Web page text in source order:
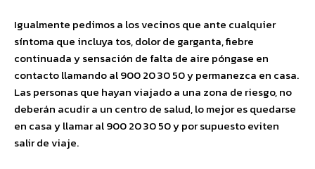
Igualmente pedimos a los vecinos que ante cualquier
síntoma que incluya tos, dolor de garganta, fiebre
continuada y sensación de falta de aire póngase en
contacto llamando al 900 20 30 50 y permanezca en casa.
Las personas que hayan viajado a una zona de riesgo, no
deberán acudir a un centro de salud, lo mejor es quedarse
en casa y llamar al 900 20 30 50 y por supuesto eviten
salir de viaje.